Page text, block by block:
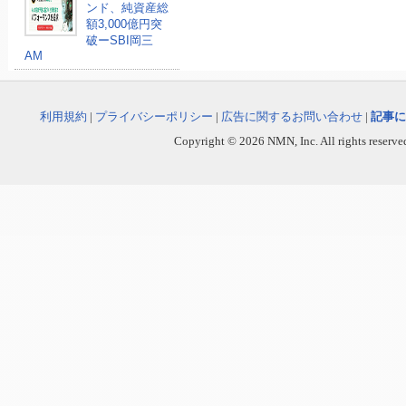
ンド、純資産総
額3,000億円突
破ーSBI岡三
AM
利用規約 | プライバシーポリシー | 広告に関するお問い合わせ | 記事
Copyright © 2026 NMN, Inc. All rights